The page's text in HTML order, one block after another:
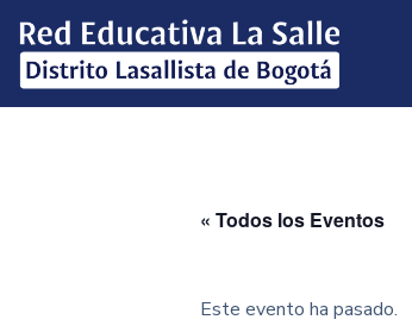
« Todos los Eventos
Este evento ha pasado.